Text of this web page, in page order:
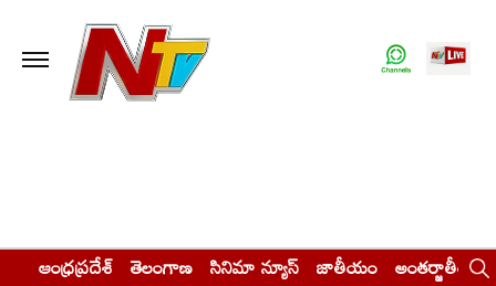
ఆంధ్రప్రదేశ్ తెలంగాణ సినిమా న్యూస్ జాతీయం అంతర్జాతీయం